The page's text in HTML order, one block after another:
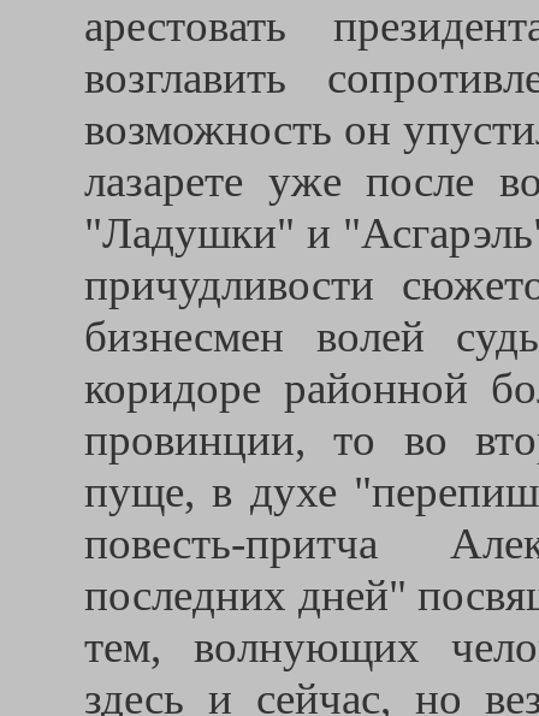
арестовать
возглавить
возможность он
лазарете уже после
"Ладушки" и
причудливости
бизнесмен волей
коридоре районной
провинции, то во
пуще, в духе
повесть-притча
последних дней"
тем, волнующих
здесь и сейчас, но